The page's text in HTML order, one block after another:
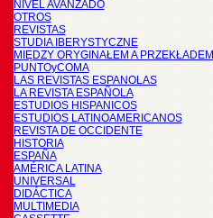
NIVEL AVANZADO
OTROS
REVISTAS
STUDIA IBERYSTYCZNE
MIĘDZY ORYGINAŁEM A PRZEKŁADEM
PUNTOyCOMA
LAS REVISTAS ESPANOLAS
LA REVISTA ESPAÑOLA
ESTUDIOS HISPANICOS
ESTUDIOS LATINOAMERICANOS
REVISTA DE OCCIDENTE
HISTORIA
ESPAÑA
AMÉRICA LATINA
UNIVERSAL
DIDÁCTICA
MULTIMEDIA